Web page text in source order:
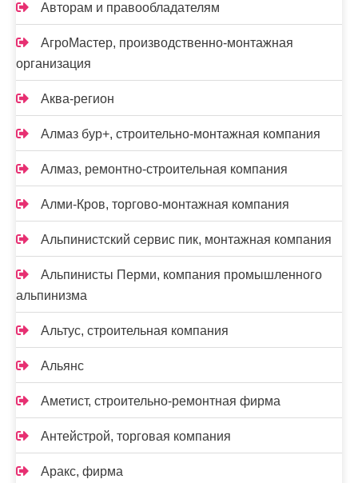
Авторам и правообладателям
АгроМастер, производственно-монтажная
организация
Аква-регион
Алмаз бур+, строительно-монтажная компания
Алмаз, ремонтно-строительная компания
Алми-Кров, торгово-монтажная компания
Альпинистский сервис пик, монтажная компания
Альпинисты Перми, компания промышленного
альпинизма
Альтус, строительная компания
Альянс
Аметист, строительно-ремонтная фирма
Антейстрой, торговая компания
Аракс, фирма